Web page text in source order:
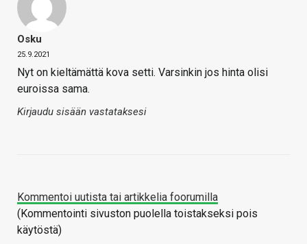
Osku
25.9.2021
Nyt on kieltämättä kova setti. Varsinkin jos hinta olisi
euroissa sama.
Kirjaudu sisään vastataksesi
Kommentoi uutista tai artikkelia foorumilla
(Kommentointi sivuston puolella toistakseksi pois
käytöstä)